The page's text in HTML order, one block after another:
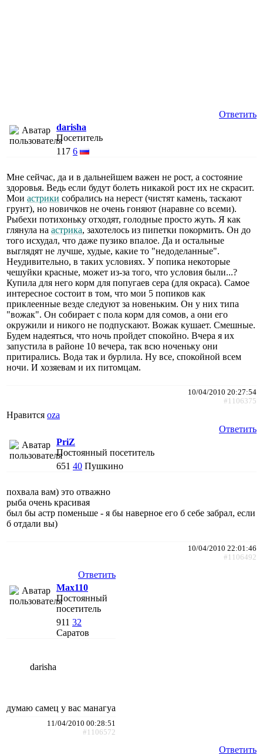
Ответить
darisha
Посетитель
117 6
Мне сейчас, да и в дальнейшем важен не рост, а состояние
здоровья. Ведь если будут болеть никакой рост их не скрасит.
Мои астрики собрались на нерест (чистят камень, таскают
грунт), но новичков не очень гоняют (наравне со всеми).
Рыбехи потихоньку отходят, голодные просто жуть. Я как
глянула на астрика, захотелось из пипетки покормить. Он до
того исхудал, что даже пузико впалое. Да и остальные
выглядят не лучше, худые, какие то "недоделанные".
Неудивительно, в таких условиях. У попика некоторые
чешуйки красные, может из-за того, что условия были...?
Купила для него корм для попугаев сера (для окраса). Самое
интересное состоит в том, что мои 5 попиков как
приклеенные везде следуют за новеньким. Он у них типа
"вожак". Он собирает с пола корм для сомов, а они его
окружили и никого не подпускают. Вожак кушает. Смешные.
Будем надеяться, что ночь пройдет спокойно. Вчера я их
запустила в районе 10 вечера, так всю ноченьку они
притирались. Вода так и бурлила. Ну все, спокойной всем
ночи. И хозяевам и их питомцам.
10/04/2010 20:27:54
#1106375
Нравится oza
Ответить
PriZ
Постоянный посетитель
651 40 Пушкино
похвала вам) это отважно
рыба очень красивая
был бы астр поменьше - я бы наверное его б себе забрал, если
б отдали вы)
10/04/2010 22:01:46
#1106492
Ответить
Max110
Постоянный
посетитель
911 32
Саратов
darisha
думаю самец у вас манагуа
11/04/2010 00:28:51
#1106572
Ответить